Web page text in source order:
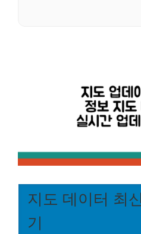
지도 데이터 최
기